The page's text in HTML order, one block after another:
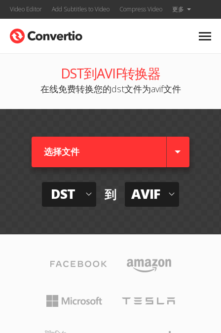
Video Editor Add Subtitles to Video Compress Video 更多
DST到AVIF转换器
在线免费转换您的dst文件为avif文件
选择文件
DST 到 AVIF